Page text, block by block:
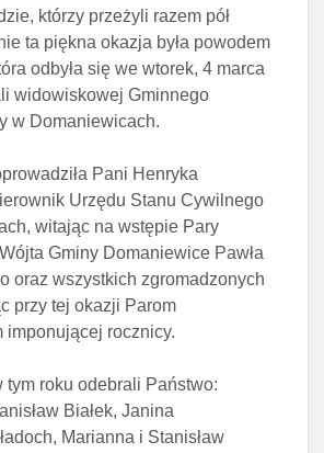
którzy przeżyli razem pół
ta piękna okazja była powodem
odbyła się we wtorek, 4 marca
widowiskowej Gminnego
w Domaniewicach.
Pani Henryka
Urzędu Stanu Cywilnego
witając na wstępie Pary
Gminy Domaniewice Pawła
oraz wszystkich zgromadzonych
przy tej okazji Parom
imponującej rocznicy.
tym roku odebrali Państwo:
Białek, Janina
Marianna i Stanisław